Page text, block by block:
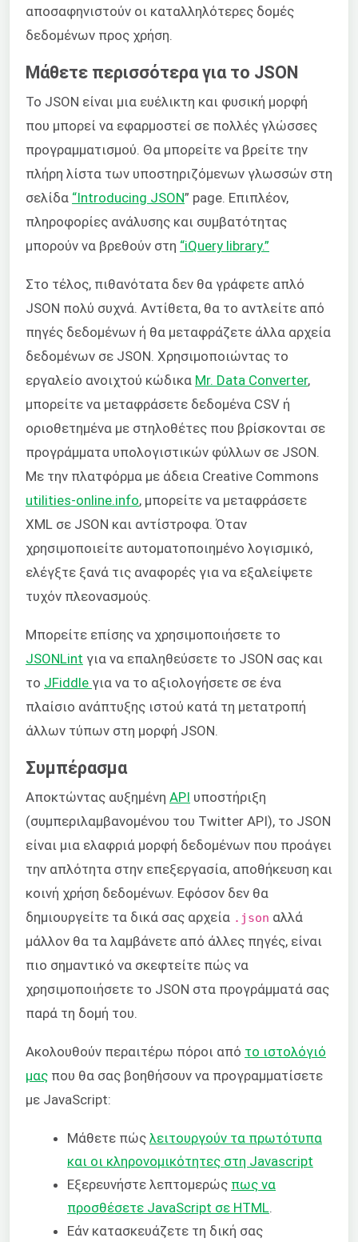
αποσαφηνιστούν οι καταλληλότερες δομές
δεδομένων προς χρήση.
Μάθετε περισσότερα για το JSON
Το JSON είναι μια ευέλικτη και φυσική μορφή
που μπορεί να εφαρμοστεί σε πολλές γλώσσες
προγραμματισμού. Θα μπορείτε να βρείτε την
πλήρη λίστα των υποστηριζόμενων γλωσσών στη
σελίδα “Introducing JSON” page. Επιπλέον,
πληροφορίες ανάλυσης και συμβατότητας
μπορούν να βρεθούν στη “iQuery library.”
Στο τέλος, πιθανότατα δεν θα γράφετε απλό
JSON πολύ συχνά. Αντίθετα, θα το αντλείτε από
πηγές δεδομένων ή θα μεταφράζετε άλλα αρχεία
δεδομένων σε JSON. Χρησιμοποιώντας το
εργαλείο ανοιχτού κώδικα Mr. Data Converter,
μπορείτε να μεταφράσετε δεδομένα CSV ή
οριοθετημένα με στηλοθέτες που βρίσκονται σε
προγράμματα υπολογιστικών φύλλων σε JSON.
Με την πλατφόρμα με άδεια Creative Commons
utilities-online.info, μπορείτε να μεταφράσετε
XML σε JSON και αντίστροφα. Όταν
χρησιμοποιείτε αυτοματοποιημένο λογισμικό,
ελέγξτε ξανά τις αναφορές για να εξαλείψετε
τυχόν πλεονασμούς.
Μπορείτε επίσης να χρησιμοποιήσετε το
JSONLint για να επαληθεύσετε το JSON σας και
το JFiddle για να το αξιολογήσετε σε ένα
πλαίσιο ανάπτυξης ιστού κατά τη μετατροπή
άλλων τύπων στη μορφή JSON.
Συμπέρασμα
Αποκτώντας αυξημένη API υποστήριξη
(συμπεριλαμβανομένου του Twitter API), το JSON
είναι μια ελαφριά μορφή δεδομένων που προάγει
την απλότητα στην επεξεργασία, αποθήκευση και
κοινή χρήση δεδομένων. Εφόσον δεν θα
δημιουργείτε τα δικά σας αρχεία .json αλλά
μάλλον θα τα λαμβάνετε από άλλες πηγές, είναι
πιο σημαντικό να σκεφτείτε πώς να
χρησιμοποιήσετε το JSON στα προγράμματά σας
παρά τη δομή του.
Ακολουθούν περαιτέρω πόροι από το ιστολόγιό
μας που θα σας βοηθήσουν να προγραμματίσετε
με JavaScript:
Μάθετε πώς λειτουργούν τα πρωτότυπα
και οι κληρονομικότητες στη Javascript
Εξερευνήστε λεπτομερώς πως να
προσθέσετε JavaScript σε HTML
Εάν κατασκευάζετε τη δική σας